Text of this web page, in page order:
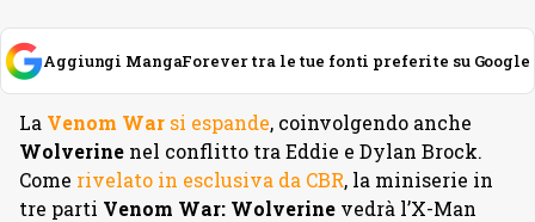
Aggiungi MangaForever tra le tue fonti preferite su Google
La Venom War si espande, coinvolgendo anche
Wolverine nel conflitto tra Eddie e Dylan Brock.
Come rivelato in esclusiva da CBR, la miniserie in
tre parti Venom War: Wolverine vedrà l’X-Man